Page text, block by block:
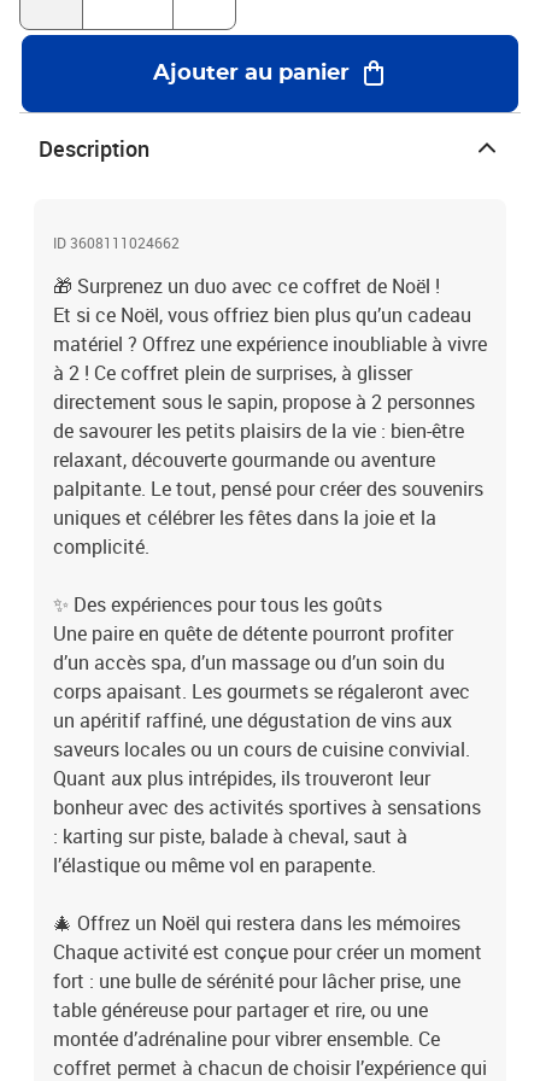
parapente.🎄 Offrez un Noël qui restera dans les mémoires Chaque
activité est conçue pour créer un moment fort : une bulle de
sérénité pour lâcher prise, une table généreuse pour partager et
rire, ou une montée d’adrénaline pour vibrer ensemble. Ce coffret
permet à chacun de choisir l’expérience qui lui ressemble, et de
transformer un simple cadeau en un souvenir précieux qui restera
sensations !1 activité gourmande, apaisante ou palpitante pour 1
Ajouter au panier
Description
ID 3608111024662
🎁 Surprenez un duo avec ce coffret de Noël !
Et si ce Noël, vous offriez bien plus qu’un cadeau
matériel ? Offrez une expérience inoubliable à vivre
à 2 ! Ce coffret plein de surprises, à glisser
directement sous le sapin, propose à 2 personnes
de savourer les petits plaisirs de la vie : bien-être
relaxant, découverte gourmande ou aventure
palpitante. Le tout, pensé pour créer des souvenirs
uniques et célébrer les fêtes dans la joie et la
complicité.
✨ Des expériences pour tous les goûts
Une paire en quête de détente pourront profiter
d’un accès spa, d’un massage ou d’un soin du
corps apaisant. Les gourmets se régaleront avec
un apéritif raffiné, une dégustation de vins aux
saveurs locales ou un cours de cuisine convivial.
Quant aux plus intrépides, ils trouveront leur
bonheur avec des activités sportives à sensations
: karting sur piste, balade à cheval, saut à
l’élastique ou même vol en parapente.
🎄 Offrez un Noël qui restera dans les mémoires
Chaque activité est conçue pour créer un moment
fort : une bulle de sérénité pour lâcher prise, une
table généreuse pour partager et rire, ou une
montée d’adrénaline pour vibrer ensemble. Ce
coffret permet à chacun de choisir l’expérience qui